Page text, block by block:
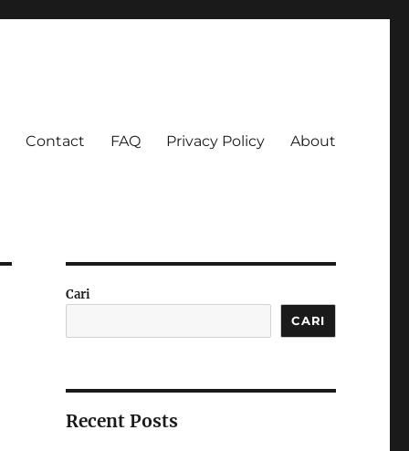
Contact FAQ Privacy Policy About
Cari
CARI
Recent Posts